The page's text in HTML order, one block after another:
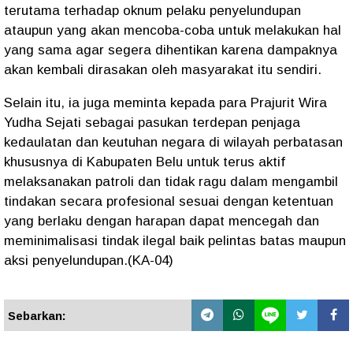
terutama terhadap oknum pelaku penyelundupan
ataupun yang akan mencoba-coba untuk melakukan hal
yang sama agar segera dihentikan karena dampaknya
akan kembali dirasakan oleh masyarakat itu sendiri.
Selain itu, ia juga meminta kepada para Prajurit Wira
Yudha Sejati sebagai pasukan terdepan penjaga
kedaulatan dan keutuhan negara di wilayah perbatasan
khususnya di Kabupaten Belu untuk terus aktif
melaksanakan patroli dan tidak ragu dalam mengambil
tindakan secara profesional sesuai dengan ketentuan
yang berlaku dengan harapan dapat mencegah dan
meminimalisasi tindak ilegal baik pelintas batas maupun
aksi penyelundupan.(KA-04)
Sebarkan: